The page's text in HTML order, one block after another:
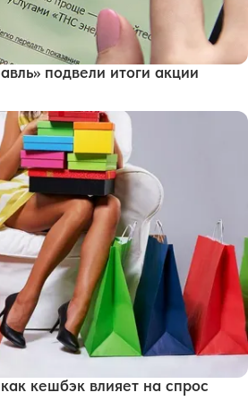
подвели итоги акции
кешбэк влияет на спрос